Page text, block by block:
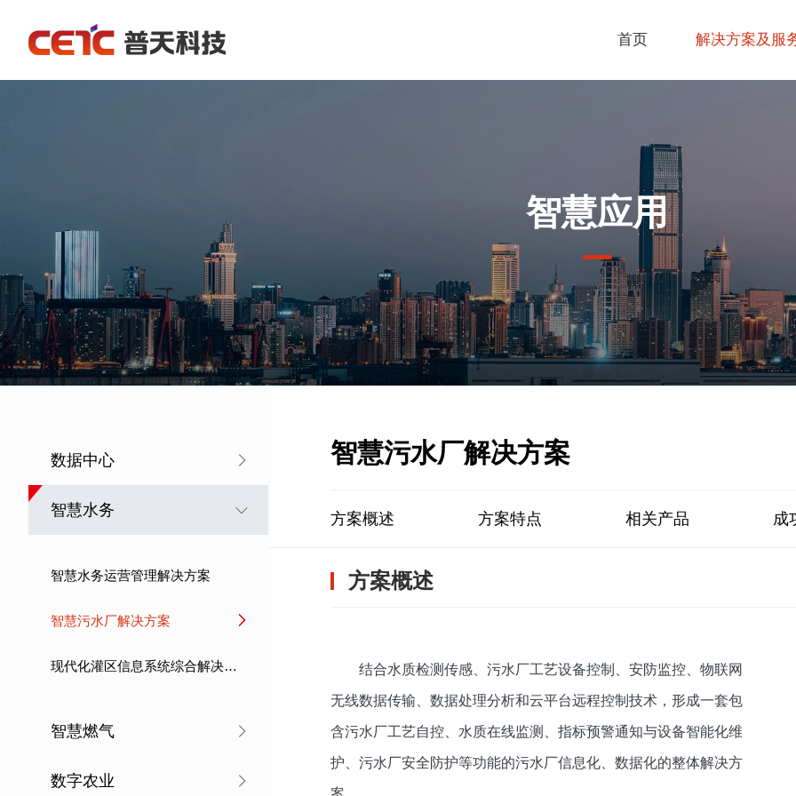
首页 解决方案及服
智慧应用
数据中心
智慧水务
智慧水务运营管理解决方案
智慧污水厂解决方案
现代化灌区信息系统综合解决方案
智慧燃气
数字农业
智慧污水厂解决方案
方案概述 方案特点 相关产品 成
方案概述
结合水质检测传感、污水厂工艺设备控制、安防监控、物联网
无线数据传输、数据处理分析和云平台远程控制技术，形成一套包
含污水厂工艺自控、水质在线监测、指标预警通知与设备智能化维
护、污水厂安全防护等功能的污水厂信息化、数据化的整体解决方